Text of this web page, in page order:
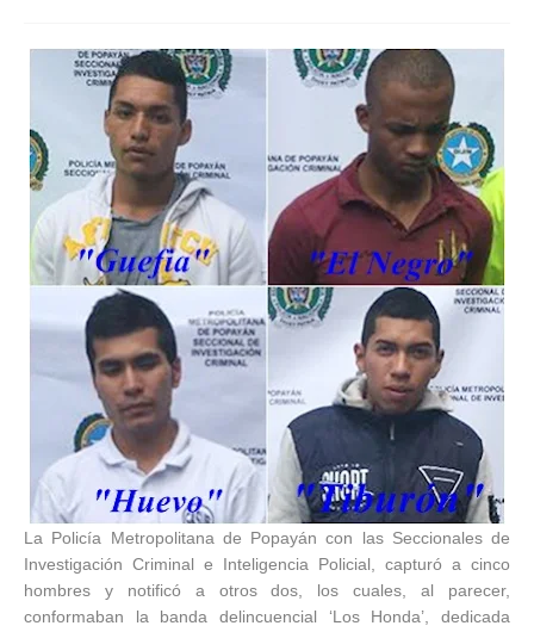
La Policía Metropolitana de Popayán con las Seccionales de
Investigación Criminal e Inteligencia Policial, capturó a cinco
hombres y notificó a otros dos, los cuales, al parecer,
conformaban la banda delincuencial ‘Los Honda’, dedicada